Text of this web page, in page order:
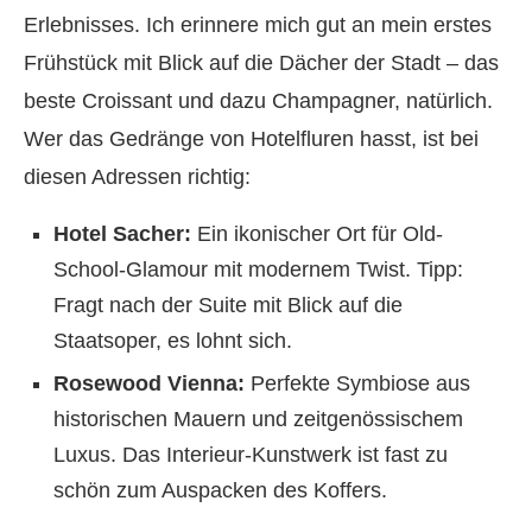
Erlebnisses. Ich erinnere mich gut an mein erstes
Frühstück mit Blick auf die Dächer der Stadt – das
beste Croissant und dazu Champagner, natürlich.
Wer das Gedränge von Hotelfluren hasst, ist bei
diesen Adressen richtig:
Hotel Sacher: Ein ikonischer Ort für Old-
School-Glamour mit modernem Twist. Tipp:
Fragt nach der Suite mit Blick auf die
Staatsoper, es lohnt sich.
Rosewood Vienna: Perfekte Symbiose aus
historischen Mauern und zeitgenössischem
Luxus. Das Interieur-Kunstwerk ist fast zu
schön zum Auspacken des Koffers.